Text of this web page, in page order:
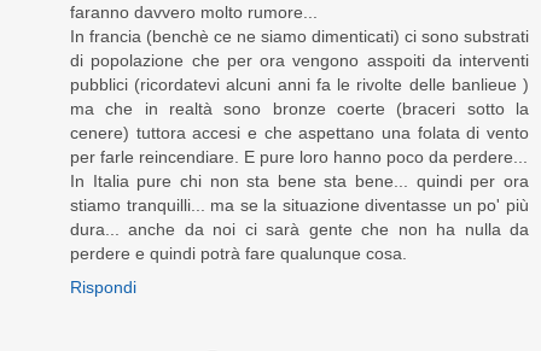
faranno davvero molto rumore...
In francia (benchè ce ne siamo dimenticati) ci sono substrati
di popolazione che per ora vengono asspoiti da interventi
pubblici (ricordatevi alcuni anni fa le rivolte delle banlieue )
ma che in realtà sono bronze coerte (braceri sotto la
cenere) tuttora accesi e che aspettano una folata di vento
per farle reincendiare. E pure loro hanno poco da perdere...
In Italia pure chi non sta bene sta bene... quindi per ora
stiamo tranquilli... ma se la situazione diventasse un po' più
dura... anche da noi ci sarà gente che non ha nulla da
perdere e quindi potrà fare qualunque cosa.
Rispondi